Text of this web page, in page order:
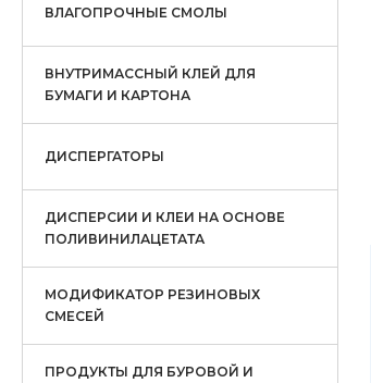
ВЛАГОПРОЧНЫЕ СМОЛЫ
ВНУТРИМАССНЫЙ КЛЕЙ ДЛЯ
БУМАГИ И КАРТОНА
ДИСПЕРГАТОРЫ
ДИСПЕРСИИ И КЛЕИ НА ОСНОВЕ
ПОЛИВИНИЛАЦЕТАТА
МОДИФИКАТОР РЕЗИНОВЫХ
СМЕСЕЙ
ПРОДУКТЫ ДЛЯ БУРОВОЙ И